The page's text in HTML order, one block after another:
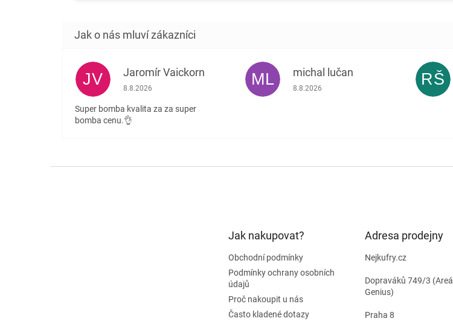
JV Jaromír Vaickorn
Hodnocení obchodu je 5 z 5 hvězdiček.
8.8.2026
Super bomba kvalita za za super
bomba cenu.👌
ML michal lučan
Hodnocení obchodu je 5 z 5 hvězdiček.
8.8.2026 RŠ
Jak nakupovat?
Obchodní podmínky
Podmínky ochrany osobních
údajů
Proč nakoupit u nás
Často kladené dotazy
Adresa prodejny
Nejkufry.cz
Dopraváků 749/3 (Areál
Genius)
Praha 8